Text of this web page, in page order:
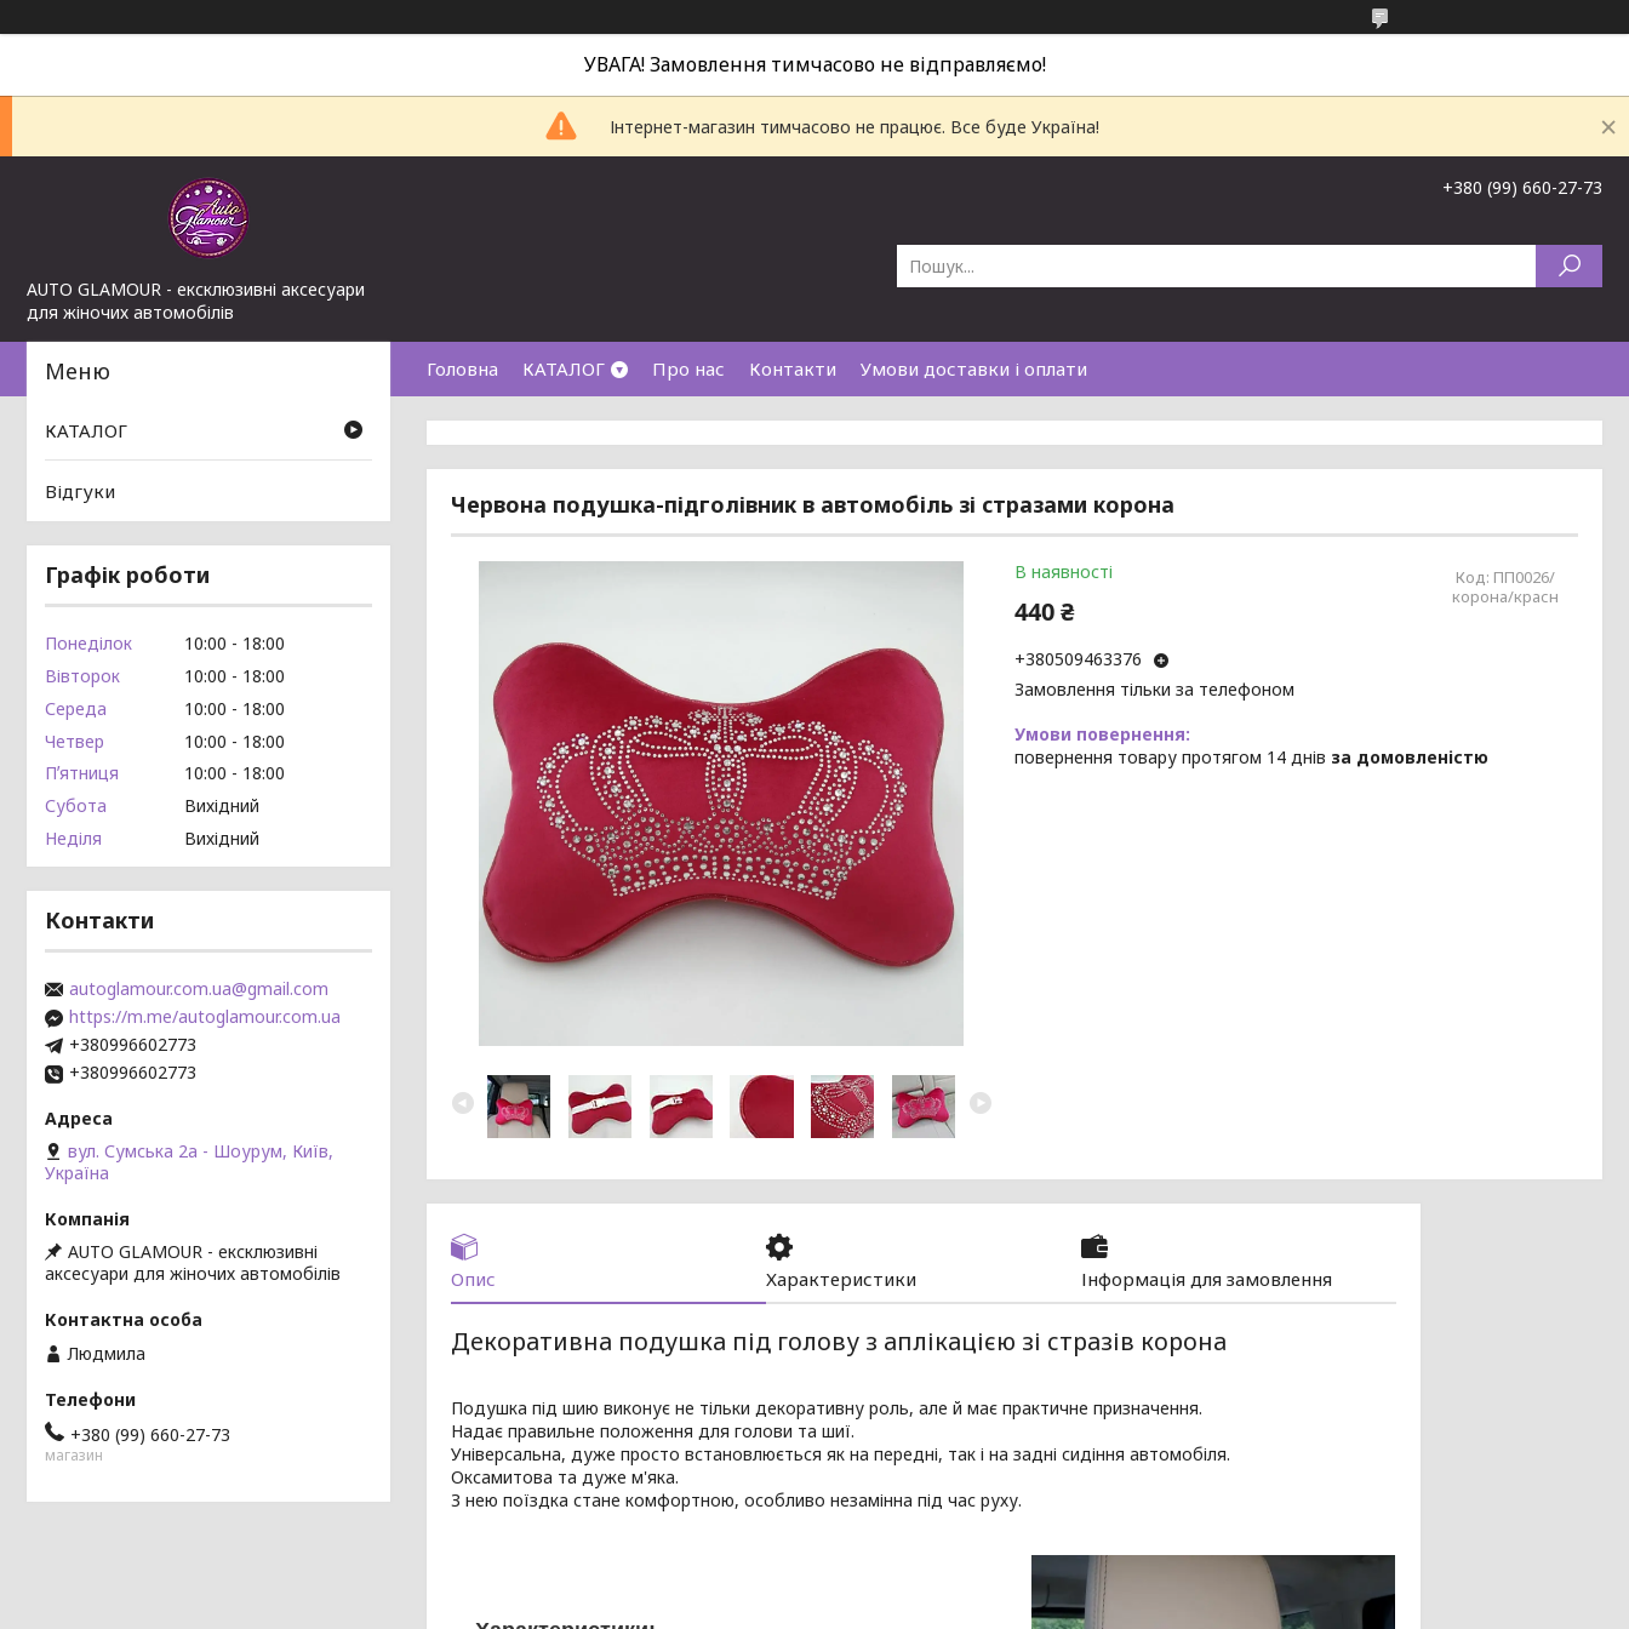
УВАГА! Замовлення тимчасово не відправляємо!
Інтернет-магазин тимчасово не працює. Все буде Україна!
AUTO GLAMOUR - ексклюзивні аксесуари
для жіночих автомобілів
+380 (99) 660-27-73
Головна КАТАЛОГ Про нас Контакти Умови доставки і оплати
Червона подушка-підголівник в автомобіль зі стразами корона
В наявності Код: ПП0026/
корона/красн
440 ₴
+380509463376
Замовлення тільки за телефоном
повернення товару протягом 14 днів за домовленістю
Опис Характеристики Інформація для замовлення
Декоративна подушка під голову з аплікацією зі стразів корона
Подушка під шию виконує не тільки декоративну роль, але й має практичне призначення.
Надає правильне положення для голови та шиї.
Універсальна, дуже просто встановлюється як на передні, так і на задні сидіння автомобіля.
Оксамитова та дуже м'яка.
З нею поїздка стане комфортною, особливо незамінна під час руху.
КАТАЛОГ
Відгуки
Графік роботи
Понеділок 10:00
18:00
Вівторок
10:00
18:00
Середа
10:00
18:00
Четвер
10:00
18:00
Пʼятниця
10:00
18:00
Субота
Вихідний
Неділя
Вихідний
Контакти
autoglamour.com.ua@gmail.com
https://m.me/autoglamour.com.ua
+380996602773
+380996602773
вул. Сумська 2а - Шоурум, Київ,
Україна
AUTO GLAMOUR - ексклюзивні
аксесуари для жіночих автомобілів
Людмила
+380 (99) 660-27-73
магазин